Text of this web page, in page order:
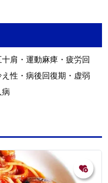
肩・運動麻痺・疲労回
性・病後回復期・虚弱